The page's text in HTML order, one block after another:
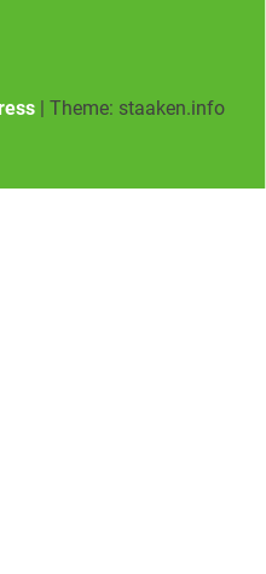
| Theme: staaken.info